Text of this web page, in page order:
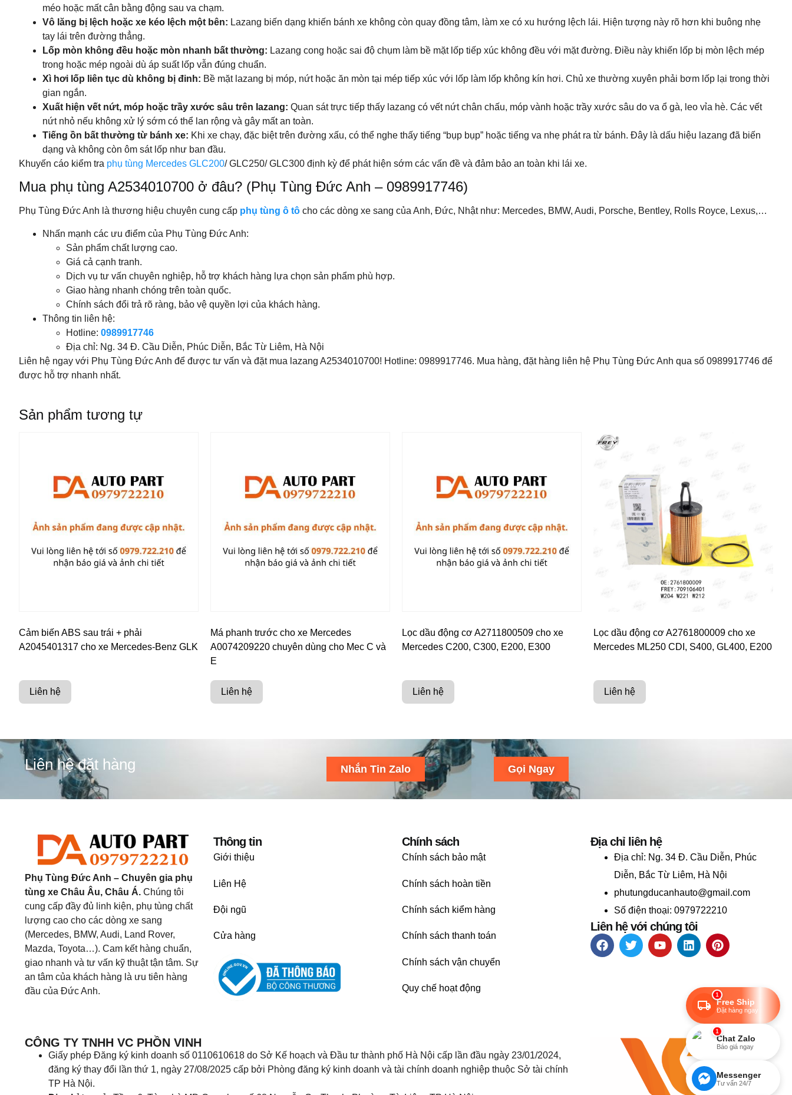
méo hoặc mất cân bằng động sau va chạm.
Vô lăng bị lệch hoặc xe kéo lệch một bên: Lazang biến dạng khiến bánh xe không còn quay đồng tâm, làm xe có xu hướng lệch lái. Hiện tượng này rõ hơn khi buông nhẹ
tay lái trên đường thẳng.
Lốp mòn không đều hoặc mòn nhanh bất thường: Lazang cong hoặc sai độ chụm làm bề mặt lốp tiếp xúc không đều với mặt đường. Điều này khiến lốp bị mòn lệch mép
trong hoặc mép ngoài dù áp suất lốp vẫn đúng chuẩn.
Xì hơi lốp liên tục dù không bị đinh: Bề mặt lazang bị móp, nứt hoặc ăn mòn tại mép tiếp xúc với lốp làm lốp không kín hơi. Chủ xe thường xuyên phải bơm lốp lại trong thời
gian ngắn.
Xuất hiện vết nứt, móp hoặc trầy xước sâu trên lazang: Quan sát trực tiếp thấy lazang có vết nứt chân chấu, móp vành hoặc trầy xước sâu do va ổ gà, leo vỉa hè. Các vết
nứt nhỏ nếu không xử lý sớm có thể lan rộng và gây mất an toàn.
Tiếng ồn bất thường từ bánh xe: Khi xe chạy, đặc biệt trên đường xấu, có thể nghe thấy tiếng “bụp bụp” hoặc tiếng va nhẹ phát ra từ bánh. Đây là dấu hiệu lazang đã biến
dạng và không còn ôm sát lốp như ban đầu.
Khuyến cáo kiểm tra phụ tùng Mercedes GLC200/ GLC250/ GLC300 định kỳ để phát hiện sớm các vấn đề và đảm bảo an toàn khi lái xe.
Mua phụ tùng A2534010700 ở đâu? (Phụ Tùng Đức Anh – 0989917746)
Phụ Tùng Đức Anh là thương hiệu chuyên cung cấp phụ tùng ô tô cho các dòng xe sang của Anh, Đức, Nhật như: Mercedes, BMW, Audi, Porsche, Bentley, Rolls Royce, Lexus,…
Nhấn mạnh các ưu điểm của Phụ Tùng Đức Anh:
Sản phẩm chất lượng cao.
Giá cả cạnh tranh.
Dịch vụ tư vấn chuyên nghiệp, hỗ trợ khách hàng lựa chọn sản phẩm phù hợp.
Giao hàng nhanh chóng trên toàn quốc.
Chính sách đổi trả rõ ràng, bảo vệ quyền lợi của khách hàng.
Thông tin liên hệ:
Hotline: 0989917746
Địa chỉ: Ng. 34 Đ. Cầu Diễn, Phúc Diễn, Bắc Từ Liêm, Hà Nội
Liên hệ ngay với Phụ Tùng Đức Anh để được tư vấn và đặt mua lazang A2534010700! Hotline: 0989917746. Mua hàng, đặt hàng liên hệ Phụ Tùng Đức Anh qua số 0989917746 để
được hỗ trợ nhanh nhất.
Sản phẩm tương tự
Cảm biến ABS sau trái + phải
A2045401317 cho xe Mercedes-Benz GLK
Liên hệ
Má phanh trước cho xe Mercedes
A0074209220 chuyên dùng cho Mec C và
E
Liên hệ
Lọc dầu động cơ A2711800509 cho xe
Mercedes C200, C300, E200, E300
Liên hệ
Lọc dầu động cơ A2761800009 cho xe
Mercedes ML250 CDI, S400, GL400, E200
Liên hệ
Liên hệ đặt hàng Nhắn Tin Zalo Gọi Ngay
Phụ Tùng Đức Anh – Chuyên gia phụ
tùng xe Châu Âu, Châu Á. Chúng tôi
cung cấp đầy đủ linh kiện, phụ tùng chất
lượng cao cho các dòng xe sang
(Mercedes, BMW, Audi, Land Rover,
Mazda, Toyota…). Cam kết hàng chuẩn,
giao nhanh và tư vấn kỹ thuật tận tâm. Sự
an tâm của khách hàng là ưu tiên hàng
đầu của Đức Anh.
Thông tin
Giới thiệu
Liên Hệ
Đội ngũ
Cửa hàng
Chính sách
Chính sách bảo mật
Chính sách hoàn tiền
Chính sách kiểm hàng
Chính sách thanh toán
Chính sách vận chuyển
Quy chế hoạt động
Địa chỉ liên hệ
Địa chỉ: Ng. 34 Đ. Cầu Diễn, Phúc
Diễn, Bắc Từ Liêm, Hà Nội
phutungducanhauto@gmail.com
Số điện thoại: 0979722210
Liên hệ với chúng tôi
CÔNG TY TNHH VC PHỒN VINH
Giấy phép Đăng ký kinh doanh số 0110610618 do Sở Kế hoạch và Đầu tư thành phố Hà Nội cấp lần đầu ngày 23/01/2024,
đăng ký thay đổi lần thứ 1, ngày 27/08/2025 cấp bởi Phòng đăng ký kinh doanh và tài chính doanh nghiệp thuộc Sở tài chính
TP Hà Nội.
1
Free Ship
Đặt hàng ngay
1
Chat Zalo
Báo giá ngay
Messenger
Tư vấn 24/7